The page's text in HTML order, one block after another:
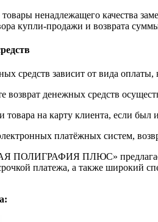
ненадлежащего качества
купли-продажи и возврата
средств зависит от вида
возврат денежных средств
товара на карту клиента, если был
платёжных систем,
ПЛЮС» предлагает
платежа, а также широкий